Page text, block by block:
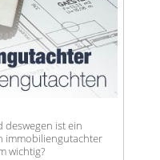
deswegen ist ein
immobiliengutachter
wichtig?